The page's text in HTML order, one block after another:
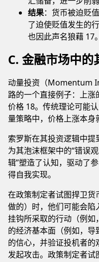
结果：货币被迫贬
了迫使贬值发生的
也因此声名狼藉 17。
C. 金融市场中的
动量投资（Momentum
路的一个直接例子：上
价格 18。传统理论可能
量策略中，价格上涨本身
索罗斯在其投资逻辑中提
为其泡沫框架中的“错误
辑”塑造了认知，驱动了
得自我实现。
在政策制定者试图捍卫
做的）时，他们可能会陷
挂钩所采取的行动（例
的经济基本面（例如，
的信心，并验证投机者
发起攻击。政策制定者